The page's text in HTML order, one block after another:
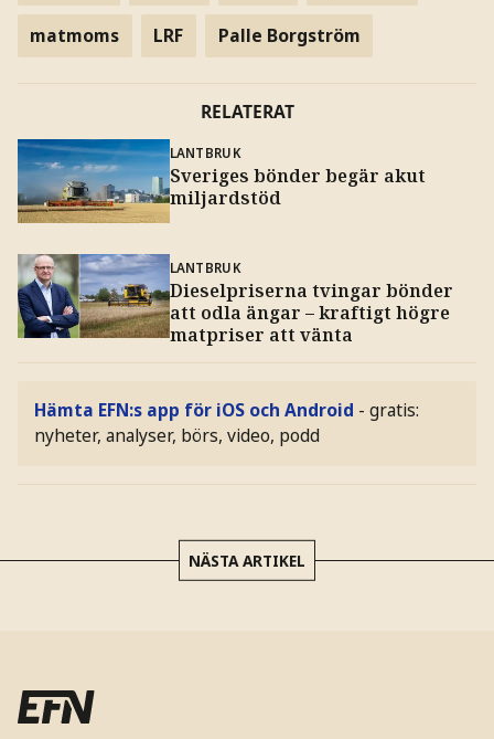
matmoms LRF Palle Borgström
RELATERAT
LANTBRUK
Sveriges bönder begär akut
miljardstöd
LANTBRUK
Dieselpriserna tvingar bönder
att odla ängar – kraftigt högre
matpriser att vänta
Hämta EFN:s app för iOS och Android - gratis:
nyheter, analyser, börs, video, podd
NÄSTA ARTIKEL